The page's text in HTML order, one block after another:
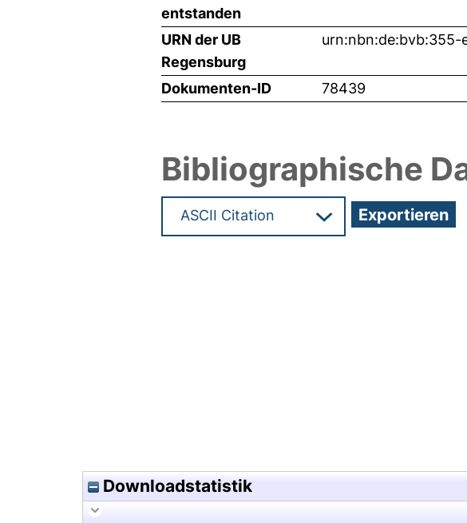
entstanden
URN der UB
Regensburg
urn:nbn:de:bvb:355-
Dokumenten-ID 78439
Bibliographische
Downloadstatistik